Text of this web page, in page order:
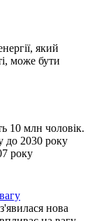
який
може бути
10 млн чоловік.
до 2030 року
року
нова